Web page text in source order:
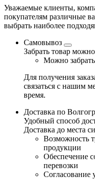
Уважаемые клиенты,
покупателям различные
выбрать наиболее
Самовывоз
Забрать товар
Можно забрать
Для получения
связаться с нашим
время.
Доставка по
Удобный способ
Доставка до места
Возможность
продукции
Обеспечение
перевозки
Согласование